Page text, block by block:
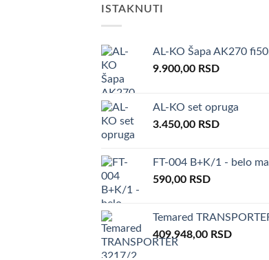
ISTAKNUTI
AL-KO Šapa AK270
9.900,00 RSD
AL-KO set opruga
3.450,00 RSD
FT-004 B+K/1 - belo
590,00 RSD
Temared
409.948,00 RSD